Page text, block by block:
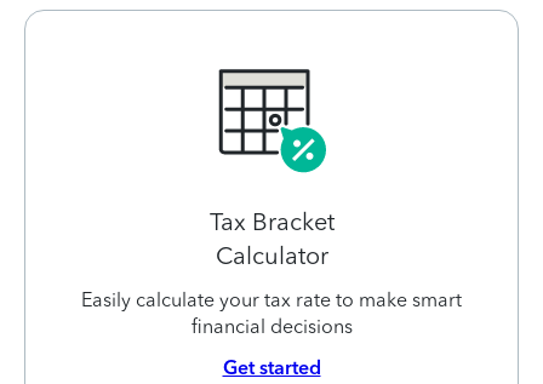
Tax Bracket
Calculator
Easily calculate your tax rate to make smart
financial decisions
Get started